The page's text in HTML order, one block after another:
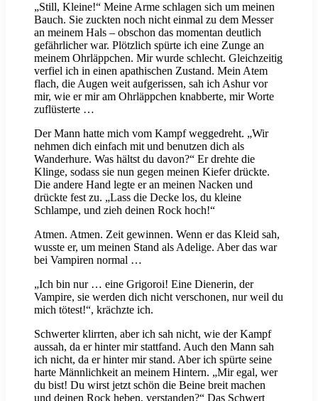
„Still, Kleine!“ Meine Arme schlagen sich um meinen
Bauch. Sie zuckten noch nicht einmal zu dem Messer
an meinem Hals – obschon das momentan deutlich
gefährlicher war. Plötzlich spürte ich eine Zunge an
meinem Ohrläppchen. Mir wurde schlecht. Gleichzeitig
verfiel ich in einen apathischen Zustand. Mein Atem
flach, die Augen weit aufgerissen, sah ich Ashur vor
mir, wie er mir am Ohrläppchen knabberte, mir Worte
zuflüsterte …
Der Mann hatte mich vom Kampf weggedreht. „Wir
nehmen dich einfach mit und benutzen dich als
Wanderhure. Was hältst du davon?“ Er drehte die
Klinge, sodass sie nun gegen meinen Kiefer drückte.
Die andere Hand legte er an meinen Nacken und
drückte fest zu. „Lass die Decke los, du kleine
Schlampe, und zieh deinen Rock hoch!“
Atmen. Atmen. Zeit gewinnen. Wenn er das Kleid sah,
wusste er, um meinen Stand als Adelige. Aber das war
bei Vampiren normal …
„Ich bin nur … eine Grigoroi! Eine Dienerin, der
Vampire, sie werden dich nicht verschonen, nur weil du
mich tötest!“, krächzte ich.
Schwerter klirrten, aber ich sah nicht, wie der Kampf
aussah, da er hinter mir stattfand. Auch den Mann sah
ich nicht, da er hinter mir stand. Aber ich spürte seine
harte Männlichkeit an meinem Hintern. „Mir egal, wer
du bist! Du wirst jetzt schön die Beine breit machen
und deinen Rock heben, verstanden?“ Das Schwert